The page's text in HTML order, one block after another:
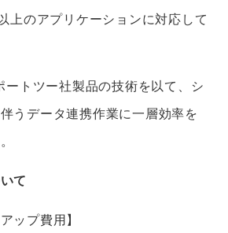
上のアプリケーションに対応して
ートツー社製品の技術を以て、シ
うデータ連携作業に一層効率を
て
ップ費用】